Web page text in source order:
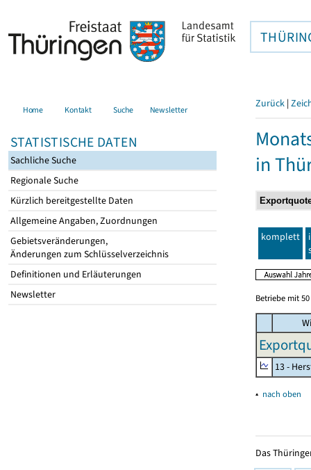
Home Kontakt Suche Newsletter
STATISTISCHE DATEN
Sachliche Suche
Regionale Suche
Kürzlich bereitgestellte Daten
Allgemeine Angaben, Zuordnungen
Gebietsveränderungen,
Änderungen zum Schlüsselverzeichnis
Definitionen und Erläuterungen
Newsletter
Zurück |
in
komplett
Betriebe mit
13 -
▴ nach oben
Das